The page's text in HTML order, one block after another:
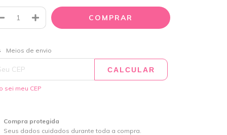
para o CEP:
Meios de envio
CALCULAR
sei meu CEP
Compra protegida
Seus dados cuidados durante toda a compra.